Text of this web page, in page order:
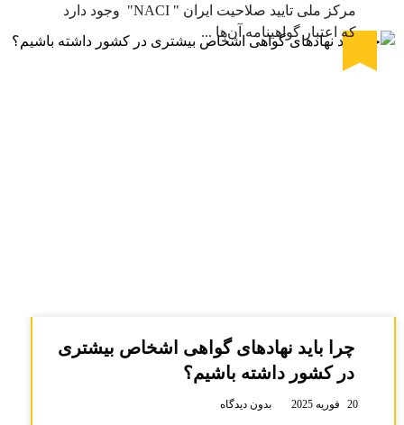
مرکز ملی تایید صلاحیت ایران " NACI" وجود دارد
که اعتبار گواهینامه آن‌ها ...
چرا باید نهادهای گواهی اشخاص بیشتری
در کشور داشته باشیم؟
20 فوریه 2025 بدون دیدگاه